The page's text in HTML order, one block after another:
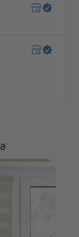
estor, el
de calidad